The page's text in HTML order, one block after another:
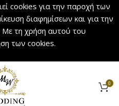
cookies για την παροχή των
διαφημίσεων και για την
Με τη χρήση αυτού του
των cookies.
0